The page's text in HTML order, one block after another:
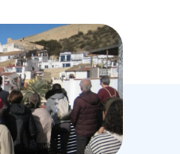
árboles
Tradicional
ambientales
octubre